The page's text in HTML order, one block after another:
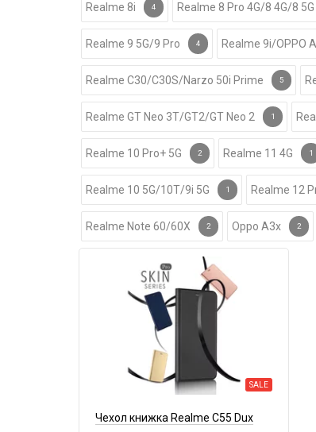
Realme 8i 4 Realme 8 Pro 4G/8 4G/8 5G
Realme 9 5G/9 Pro 4 Realme 9i/OPPO
Realme C30/C30S/Narzo 50i Prime 5
Realme GT Neo 3T/GT2/GT Neo 2 1
Realme 10 Pro+ 5G 2 Realme 11 4G 1
Realme 10 5G/10T/9i 5G 1 Realme 12
Realme Note 60/60X 2 Oppo A3x 2
SALE
Чехол книжка Realme C55 Dux